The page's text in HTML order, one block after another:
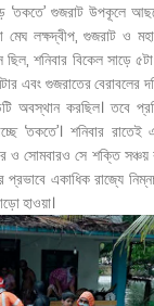
‘তকতে’ গুজরাট উপকূলে
লক্ষদ্বীপ, গুজরাট ও
শনিবার বিকেল সাড়ে
এবং গুজরাতের বেরাবলের
অবস্থান করছিল। তবে
‘তকতে’। শনিবার রাতেই
ও সোমবারও সে শক্তি
একাধিক রাজ্যে
হাওয়া।